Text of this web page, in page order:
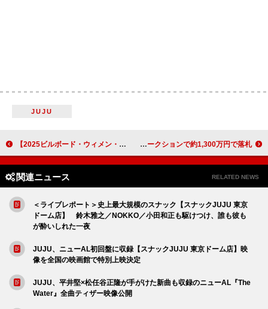
JUJU
【2025ビルボード・ウィメン・イン・ミュージック・アワード】aespa／グレイシー・エイブラムス／タイラなどのパフォーマンス決定 チャペル・ローン、象徴的な衣装がLA山火事救済チャリティ・オークションで約1,300万円で落札
関連ニュース RELATED NEWS
＜ライブレポート＞史上最大規模のスナック【スナックJUJU 東京
ドーム店】 鈴木雅之／NOKKO／小田和正も駆けつけ、誰も彼も
が酔いしれた一夜
JUJU、ニューAL初回盤に収録【スナックJUJU 東京ドーム店】映
像を全国の映画館で特別上映決定
JUJU、平井堅×松任谷正隆が手がけた新曲も収録のニューAL『The
Water』全曲ティザー映像公開